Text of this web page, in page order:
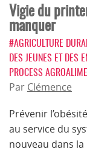
Vigie du
manquer
#AGRICULTURE
DES JEUNES ET DES
PROCESS
Par Clémence
Prévenir
au service du
nouveau dans